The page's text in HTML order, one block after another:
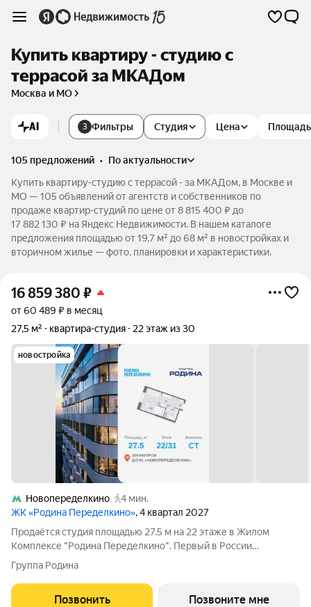
Купить квартиру - студию с
террасой за МКАДом
Москва и МО
AI 3 Фильтры Студия Цена Площадь
105 предложений •
по актуальности
Купить квартиру-студию с террасой - за МКАДом, в Москве и
МО — 105 объявлений от агентств и собственников по
продаже квартир-студий по цене от 8 815 400 ₽ до
17 882 130 ₽ на Яндекс Недвижимости. В нашем каталоге
предложения площадью от 19,7 м² до 68 м² в новостройках и
вторичном жилье — фото, планировки и характеристики.
16 859 380 ₽
от 60 489 ₽ в месяц
27,5 м²
квартира-студия 22 этаж из 30
новостройка
Новопеределкино
4 мин.
ЖК «Родина Переделкино», 4 квартал 2027
Продаётся студия площадью 27.5 м на 22 этаже в Жилом
Комплексе "Родина Переделкино". Первый в России
киберспортивный кластер от Группы Родина. Это жилой
квартал бизнес-класса на Западе Москвы на границе с
Ульяновским лесопарком, состоящий из пяти
Группа Родина
Позвонить Позвоните мне